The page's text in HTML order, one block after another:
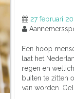
27 februari
Een hoop
laat het
regen en
buiten te zitten
van worden.